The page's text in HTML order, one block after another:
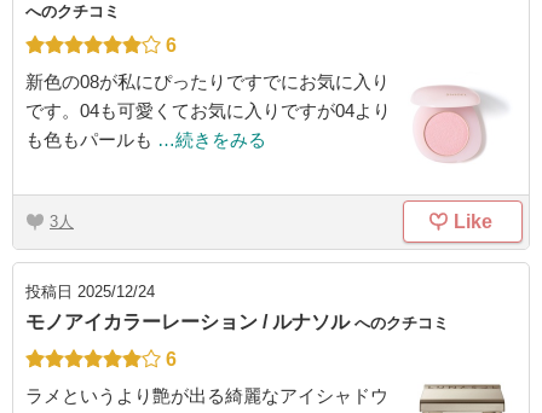
へのクチコミ
6
新色の08が私にぴったりですでにお気に入り
です。04も可愛くてお気に入りですが04より
も色もパールも …続きをみる
3 Like
投稿日 2025/12/24
モノアイカラーレーション / ルナソル へのクチコミ
6
ラメというより艶が出る綺麗なアイシャドウ